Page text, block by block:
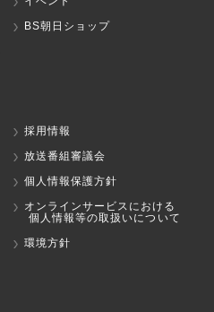
BS朝日ショップ
採用情報
放送番組審議会
個人情報保護方針
オンラインサービスにおける
個人情報等の取扱いについて
環境方針